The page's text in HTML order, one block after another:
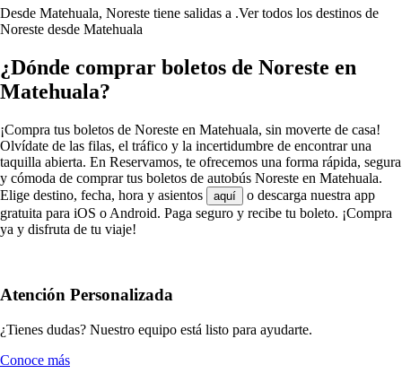
Desde Matehuala, Noreste tiene salidas a .Ver todos los destinos de
Noreste desde Matehuala
¿Dónde comprar boletos de Noreste en
Matehuala?
¡Compra tus boletos de Noreste en Matehuala, sin moverte de casa!
Olvídate de las filas, el tráfico y la incertidumbre de encontrar una
taquilla abierta. En Reservamos, te ofrecemos una forma rápida, segura
y cómoda de comprar tus boletos de autobús Noreste en Matehuala.
Elige destino, fecha, hora y asientos
aquí
o descarga nuestra app
gratuita para iOS o Android. Paga seguro y recibe tu boleto. ¡Compra
ya y disfruta de tu viaje!
Atención Personalizada
¿Tienes dudas? Nuestro equipo está listo para ayudarte.
Conoce más